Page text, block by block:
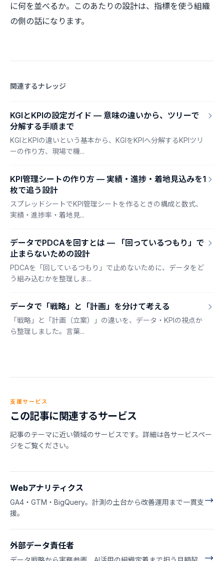
に何を並べるか。このあたりの設計は、指標を使う組織
の側の話になります。
関連するナレッジ
KGIとKPIの設定ガイド — 意味の違いから、ツリーで
分解する手順まで
KGIとKPIの違いという基本から、KGIをKPIへ分解するKPIツリ
ーの作り方、現場で機...
KPI管理シートの作り方 — 実績・進捗・着地見込みを1
枚で追う設計
スプレッドシートでKPI管理シートを作るときの構成と数式、
実績・進捗率・着地見...
データでPDCAを回すとは — 「回っているつもり」で
止まらないための設計
PDCAを「回しているつもり」で止めないために、データをど
う組み込むかを整理しま...
データで「戦略」と「計画」を分けて考える
「戦略」と「計画（立案）」の違いを、データ・KPIの視点か
ら整理しました。言葉...
支援サービス
この記事に関連するサービス
記事のテーマに近い領域のサービスです。詳細は各サービスペー
ジをご覧ください。
Webアナリティクス
GA4・GTM・BigQuery。計測の土台から改善運用まで一貫支
援。
外部データ責任者